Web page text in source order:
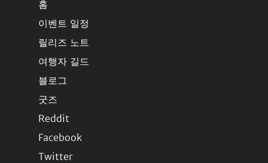
홈
이벤트 일정
릴리즈 노트
여행자 길드
블로그
굿즈
Reddit
Facebook
Twitter